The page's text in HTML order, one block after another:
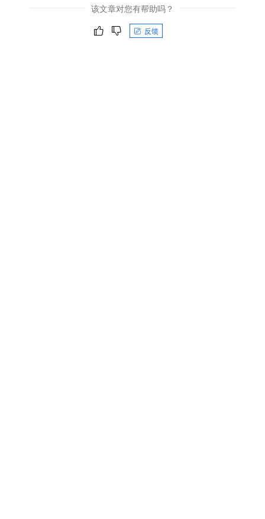
该文章对您有帮助吗？
反馈